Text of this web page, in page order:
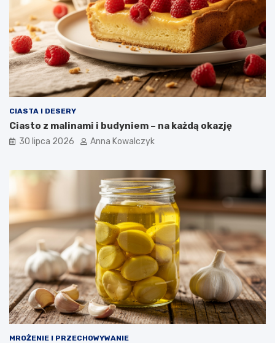
CIASTA I DESERY
Ciasto z malinami i budyniem – na każdą okazję
30 lipca 2026 Anna Kowalczyk
MROŻENIE I PRZECHOWYWANIE